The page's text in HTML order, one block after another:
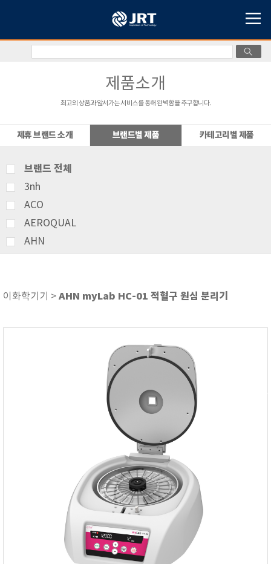
제품소개
최고의 상품과 앞서가는 서비스를 통해 완벽함을 추구합니다.
제휴 브랜드 소개 브랜드별 제품 카테고리별 제품
브랜드 전체
3nh
ACO
AEROQUAL
AHN
ATAGO
Bellingham+Stanley
e-Plus Innovation
이화학기기 > AHN myLab HC-01 적혈구 원심 분리기